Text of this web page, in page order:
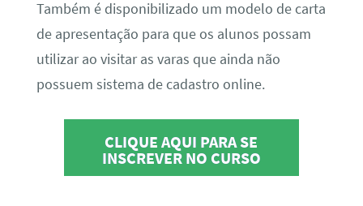
Também é disponibilizado um modelo de carta
de apresentação para que os alunos possam
utilizar ao visitar as varas que ainda não
possuem sistema de cadastro online.
CLIQUE AQUI PARA SE
INSCREVER NO CURSO